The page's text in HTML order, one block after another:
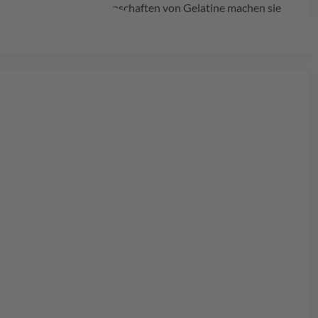
die einzigartigen Eigenschaften von Gelatine machen sie